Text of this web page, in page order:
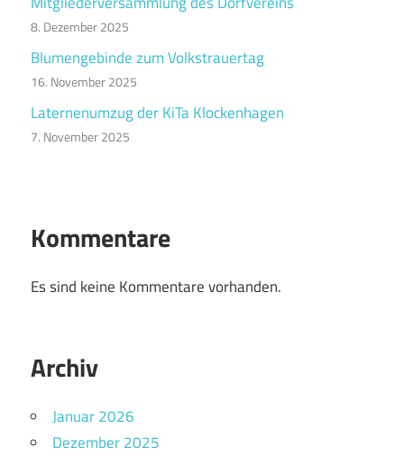
8. Dezember 2025
Blumengebinde zum Volkstrauertag
16. November 2025
Laternenumzug der KiTa Klockenhagen
7. November 2025
Kommentare
Es sind keine Kommentare vorhanden.
Archiv
Januar 2026
Dezember 2025